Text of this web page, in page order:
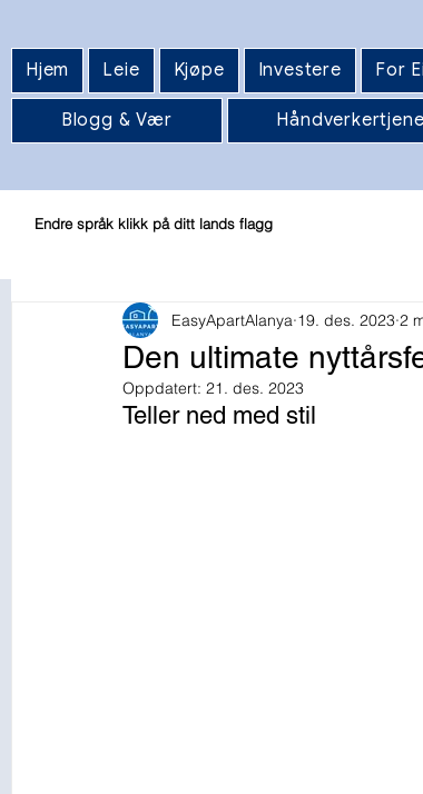
Hjem Leie Kjøpe Investere For
Blogg & Vær
Den ultimate
EasyApartAlanya 19. des. 2023 2
Oppdatert: 21. des. 2023
Teller ned med stil
Endre språk klikk på ditt lands flagg